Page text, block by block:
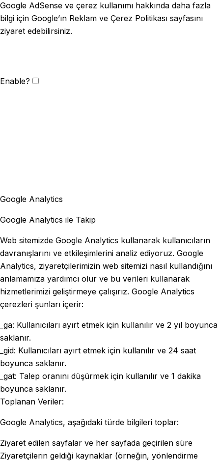
Google AdSense ve çerez kullanımı hakkında daha fazla
bilgi için Google’ın Reklam ve Çerez Politikası sayfasını
ziyaret edebilirsiniz.
Enable?
Google Analytics
Google Analytics ile Takip
Web sitemizde Google Analytics kullanarak kullanıcıların
davranışlarını ve etkileşimlerini analiz ediyoruz. Google
Analytics, ziyaretçilerimizin web sitemizi nasıl kullandığını
anlamamıza yardımcı olur ve bu verileri kullanarak
hizmetlerimizi geliştirmeye çalışırız. Google Analytics
çerezleri şunları içerir:
_ga: Kullanıcıları ayırt etmek için kullanılır ve 2 yıl boyunca
saklanır.
_gid: Kullanıcıları ayırt etmek için kullanılır ve 24 saat
boyunca saklanır.
_gat: Talep oranını düşürmek için kullanılır ve 1 dakika
boyunca saklanır.
Toplanan Veriler:
Google Analytics, aşağıdaki türde bilgileri toplar:
Ziyaret edilen sayfalar ve her sayfada geçirilen süre
Ziyaretçilerin geldiği kaynaklar (örneğin, yönlendirme